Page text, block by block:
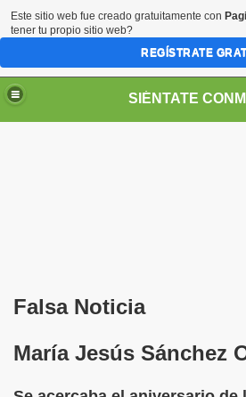
SIÉNTATE
Falsa Noticia
María Jesús Sánchez
(grup d'Afiliats CRE ONCE
Este sitio web fue creado gratuitamente con
tener tu propio sitio web?
REGÍSTRATE